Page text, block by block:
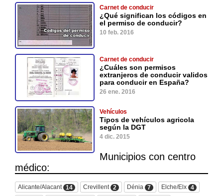
Carnet de conducir
¿Qué significan los códigos en
el permiso de conducir?
10 feb. 2016
Carnet de conducir
¿Cuáles son permisos
extranjeros de conducir validos
para conducir en España?
26 ene. 2016
Vehículos
Tipos de vehículos agricola
según la DGT
4 dic. 2015
Municipios con centro
médico:
Alicante/Alacant 14 Crevillent 2 Dénia 7 Elche/Elx 4